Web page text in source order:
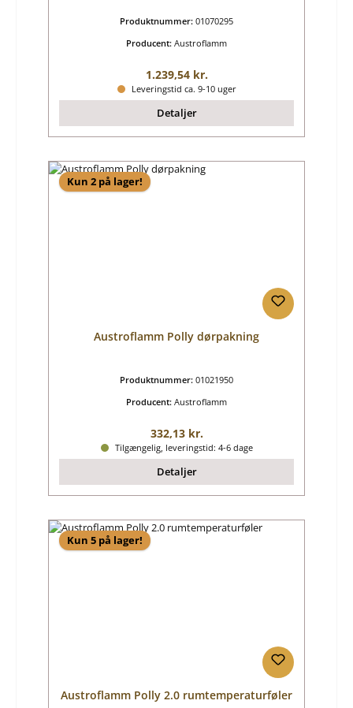
Produktnummer: 01070295
Producent: Austroflamm
Almindelig pris:
1.239,54 kr.
Leveringstid ca. 9-10 uger
Detaljer
Kun 2 på lager!
Austroflamm Polly dørpakning
Produktnummer: 01021950
Producent: Austroflamm
Almindelig pris:
332,13 kr.
Tilgængelig, leveringstid: 4-6 dage
Detaljer
Kun 5 på lager!
Austroflamm Polly 2.0 rumtemperaturføler